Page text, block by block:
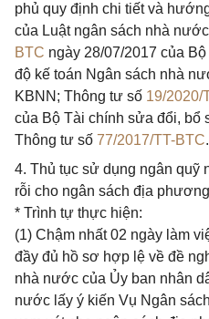
phủ quy định chi tiết và
của Luật ngân sách nhà
BTC ngày 28/07/2017 của
độ kế toán Ngân sách nhà
KBNN; Thông tư số 19/2020/
của Bộ Tài chính sửa đổi, bổ
Thông tư số 77/2017/TT-BTC.
4. Thủ tục sử dụng ngân quỹ
rỗi cho ngân sách địa
* Trình tự thực hiện:
(1) Chậm nhất 02 ngày làm
đầy đủ hồ sơ hợp lệ về đề
nhà nước của Ủy ban nhân
nước lấy ý kiến Vụ Ngân